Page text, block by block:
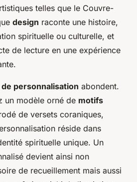
telles que le Couvre-
design raconte une histoire,
spirituelle ou culturelle, et
de lecture en une expérience
personnalisation abondent.
un modèle orné de motifs
de versets coraniques,
réside dans
spirituelle unique. Un
devient ainsi non
de recueillement mais aussi